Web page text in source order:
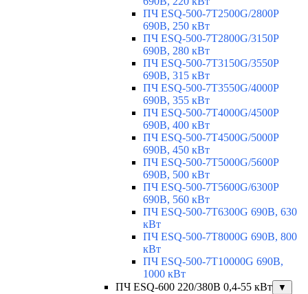
ПЧ ESQ-500-7T2500G/2800P
690В, 250 кВт
ПЧ ESQ-500-7T2800G/3150P
690В, 280 кВт
ПЧ ESQ-500-7T3150G/3550P
690В, 315 кВт
ПЧ ESQ-500-7T3550G/4000P
690В, 355 кВт
ПЧ ESQ-500-7T4000G/4500P
690В, 400 кВт
ПЧ ESQ-500-7T4500G/5000P
690В, 450 кВт
ПЧ ESQ-500-7T5000G/5600P
690В, 500 кВт
ПЧ ESQ-500-7T5600G/6300P
690В, 560 кВт
ПЧ ESQ-500-7T6300G 690В, 630
кВт
ПЧ ESQ-500-7T8000G 690В, 800
кВт
ПЧ ESQ-500-7T10000G 690В,
1000 кВт
ПЧ ESQ-600 220/380В 0,4-55 кВт
▼